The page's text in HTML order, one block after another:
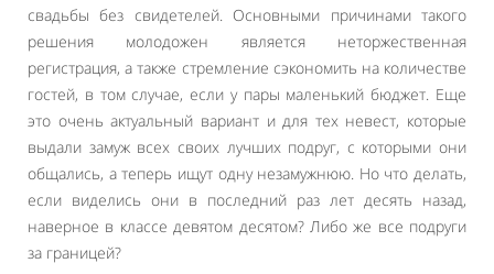
свадьбы без свидетелей. Основными причинами такого
решения молодожен является неторжественная
регистрация, а также стремление сэкономить на количестве
гостей, в том случае, если у пары маленький бюджет. Еще
это очень актуальный вариант и для тех невест, которые
выдали замуж всех своих лучших подруг, с которыми они
общались, а теперь ищут одну незамужнюю. Но что делать,
если виделись они в последний раз лет десять назад,
наверное в классе девятом десятом? Либо же все подруги
за границей?